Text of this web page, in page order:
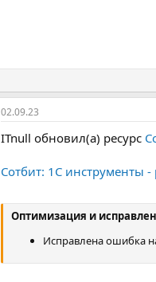
02.09.23
ITnull обновил(а) ресурс
Сотбит: 1С инструменты
Оптимизация и
Исправлена ошибка